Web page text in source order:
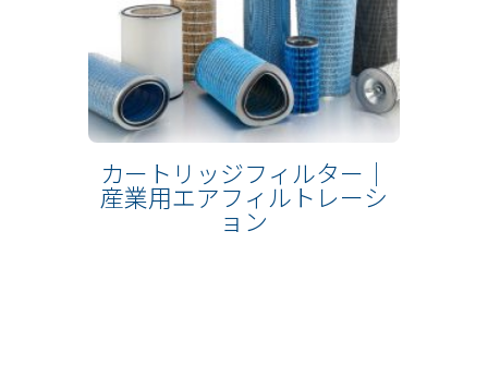
カートリッジフィルター｜
産業用エアフィルトレーシ
ョン